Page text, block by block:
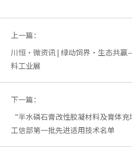
上一篇：
川恒·微资讯 | 绿动饲界·生态共赢
料工业展
下一篇：
“半水磷石膏改性胶凝材料及膏体
工信部第一批先进适用技术名单